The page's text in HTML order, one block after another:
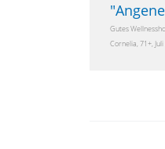
"
Gutes
Cornelia, 71+,